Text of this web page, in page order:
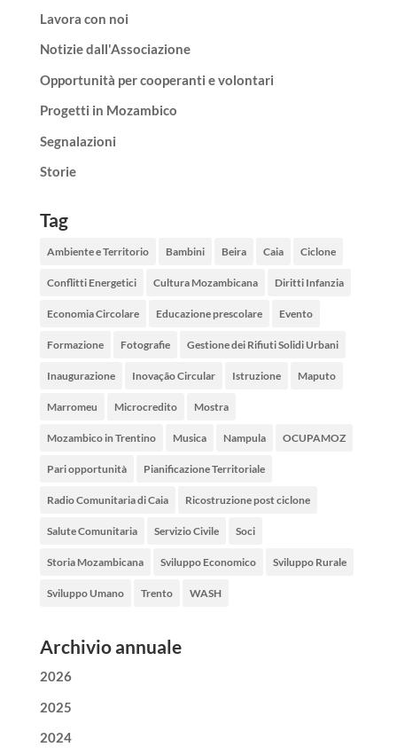
Lavora con noi
Notizie dall'Associazione
Opportunità per cooperanti e volontari
Progetti in Mozambico
Segnalazioni
Storie
Tag
Ambiente e Territorio Bambini Beira Caia Ciclone
Conflitti Energetici Cultura Mozambicana Diritti Infanzia
Economia Circolare Educazione prescolare Evento
Formazione Fotografie Gestione dei Rifiuti Solidi Urbani
Inaugurazione Inovação Circular Istruzione Maputo
Marromeu Microcredito Mostra
Mozambico in Trentino Musica Nampula OCUPAMOZ
Pari opportunità Pianificazione Territoriale
Radio Comunitaria di Caia Ricostruzione post ciclone
Salute Comunitaria Servizio Civile Soci
Storia Mozambicana Sviluppo Economico Sviluppo Rurale
Sviluppo Umano Trento WASH
Archivio annuale
2026
2025
2024